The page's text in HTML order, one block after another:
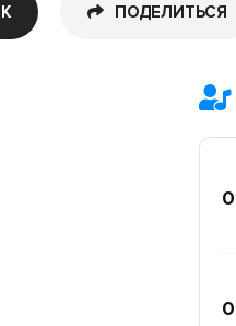
ПОДЕЛИТЬСЯ